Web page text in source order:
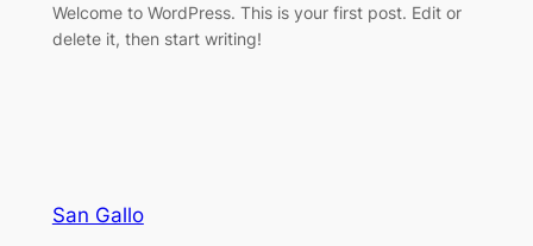
Welcome to WordPress. This is your first post. Edit or
delete it, then start writing!
San Gallo